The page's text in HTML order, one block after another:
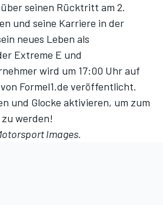
seinen Rücktritt am 2.
und seine Karriere in der
neues Leben als
Extreme E und
wird um 17:00 Uhr auf
Formel1.de veröffentlicht.
und Glocke aktivieren, um zum
werden!
Images.